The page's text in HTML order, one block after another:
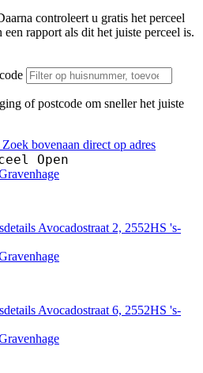
controleert u gratis het perceel
rapport als dit het juiste perceel is.
of postcode om sneller het juiste
bovenaan direct op adres
Open
Avocadostraat 2, 2552HS 's-
Avocadostraat 6, 2552HS 's-